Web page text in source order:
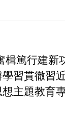
楫篤行建
習貫徹習
主題教育